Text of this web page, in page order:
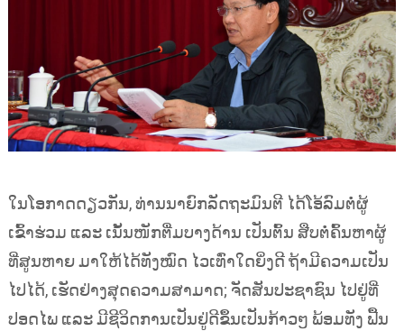
ໃນໂອກາດດຽວກັນ, ທ່ານນາຍົກລັດຖະມົນຕີ ໄດ້ໂອ້ລົມຕໍ່ຜູ້
ເຂົ້າຮ່ວມ ແລະ ເນັ້ນໜັກຕື່ມບາງດ້ານ ເປັນຕົ້ນ ສືບຕໍ່ຄົ້ນຫາຜູ້
ທີ່ສູນຫາຍ ມາໃຫ້ໄດ້ທັງໝົດ ໄວເທົ່າໃດຍິ່ງດີ ຖ້າມີຄວາມເປັນ
ໄປໄດ້, ເຮັດຢ່າງສຸດຄວາມສາມາດ; ຈັດສັນປະຊາຊົນ ໄປຢູ່ທີ່
ປອດໄພ ແລະ ມີຊີວິດການເປັນຢູ່ດີຂຶ້ນເປັນກ້າວໆ ພ້ອມທັງ ຟື້ນ